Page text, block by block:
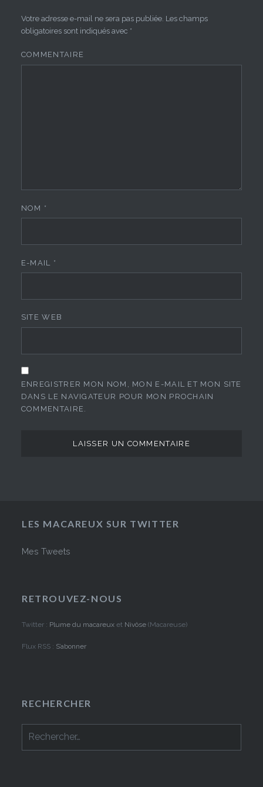
Votre adresse e-mail ne sera pas publiée. Les champs
obligatoires sont indiqués avec *
COMMENTAIRE
NOM *
E-MAIL *
SITE WEB
ENREGISTRER MON NOM, MON E-MAIL ET MON SITE
DANS LE NAVIGATEUR POUR MON PROCHAIN
COMMENTAIRE.
LES MACAREUX SUR TWITTER
Mes Tweets
RETROUVEZ-NOUS
Twitter : Plume du macareux et Nivôse(Macareuse)
Flux RSS : S’abonner
RECHERCHER